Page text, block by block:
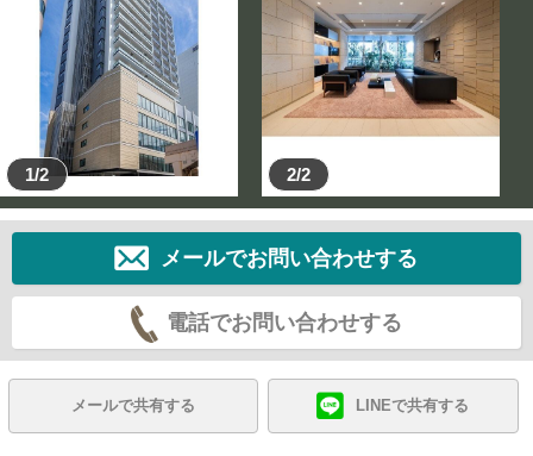
1/2 2/2
メールでお問い合わせする
電話でお問い合わせする
メールで共有する LINEで共有する